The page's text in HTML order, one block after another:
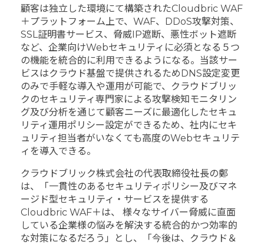
顧客は独立した環境にて構築されたCloudbric WAF
＋プラットフォーム上で、WAF、DDoS攻撃対策、
SSL証明書サービス、脅威IP遮断、悪性ボット遮断
など、企業向けWebセキュリティに必須となる５つ
の機能を統合的に利用できるようになる。当該サー
ビスはクラウド基盤で提供されるためDNS設定変更
のみで手軽な導入や運用が可能で、クラウドブリッ
クのセキュリティ専門家による攻撃検知モニタリン
グ及び分析を通じて顧客ニーズに最適化したセキュ
リティ運用ポリシー設定ができるため、社内にセキ
ュリティ担当者がいなくても高度のWebセキュリテ
ィを導入できる。
クラウドブリック株式会社の代表取締役社長の鄭
は、「一貫性のあるセキュリティポリシー及びマネ
ージド型セキュリティ・サービスを提供する
Cloudbric WAF＋は、 様々なサイバー脅威に直面
している企業様の悩みを解決する統合的かつ効率的
な対策になるだろう」とし、「今後は、クラウド＆